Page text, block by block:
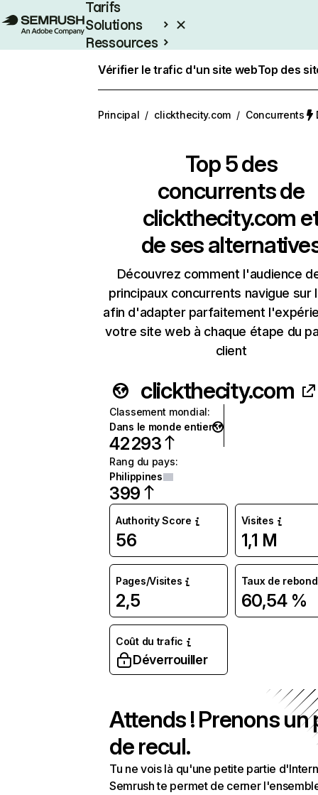
Tarifs
Solutions
Ressources
Vérifier le trafic d'un site webTop des
Principal / clickthecity.com / Concurrents
Top 5 des
concurrents de
clickthecity.com
de ses
Découvrez comment l'audience
principaux concurrents navigue sur
afin d'adapter parfaitement
votre site web à chaque étape du
client
clickthecity.com
Classement mondial:
Dans le monde entier
42 293
Rang du pays:
Philippines
399
Authority Score
56
Visites
1,1 M
Pages/Visites
2,5
Taux de rebond
60,54 %
Coût du trafic
Déverrouiller
Attends ! Prenons un
de recul.
Tu ne vois là qu'une petite partie
Semrush te permet de cerner